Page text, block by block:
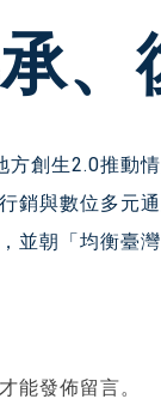
、
方創生2.0推動
銷與數位多元
並朝「均衡臺
能發佈留言。